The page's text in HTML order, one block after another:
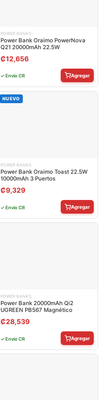
POWER BANKS
Power Bank Oraimo PowerNova
Q21 20000mAh 22.5W
₡12,656
✓ Envío CR Agregar
NUEVO
POWER BANKS
Power Bank Oraimo Toast 22.5W
10000mAh 3 Puertos
₡9,329
✓ Envío CR Agregar
POWER BANKS
Power Bank 20000mAh Qi2
UGREEN PB567 Magnético
₡28,539
✓ Envío CR Agregar